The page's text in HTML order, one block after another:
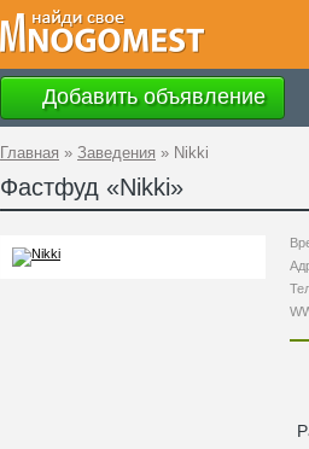
Добавить объявление
Главная » Заведения » Nikki
Фастфуд «Nikki»